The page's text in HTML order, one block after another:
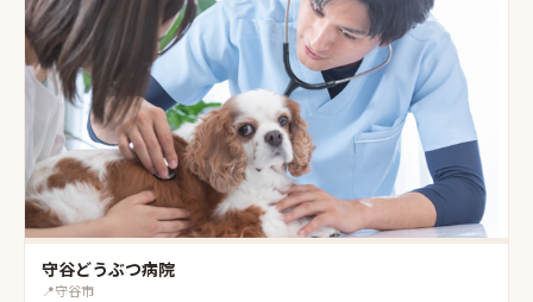
守谷どうぶつ病院
📍守谷市